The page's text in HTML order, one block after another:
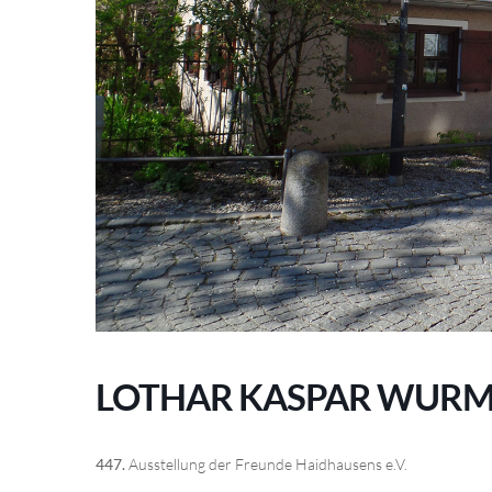
LOTHAR KASPAR
447.Ausstellung der Freunde Haidhausens e.V.